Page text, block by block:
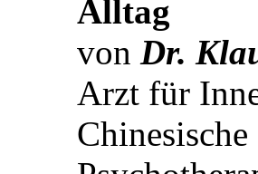
Alltag
von Dr.
Arzt für